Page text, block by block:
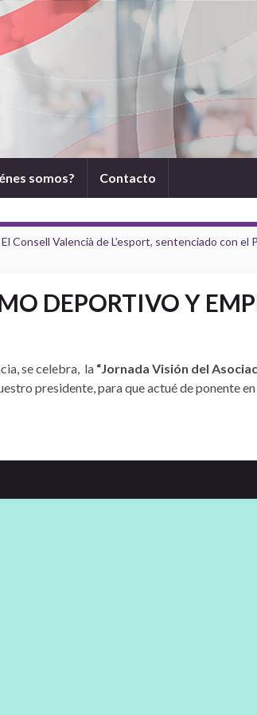
somos? Contacto
El Consell Valencià de L’esport, sentenciado con el
DEPORTIVO Y
se celebra, la “Jornada Visión del
presidente, para que actué de ponente